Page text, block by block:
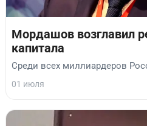
Мордашов возглавил
капитала
Среди всех миллиардеров
01 июля